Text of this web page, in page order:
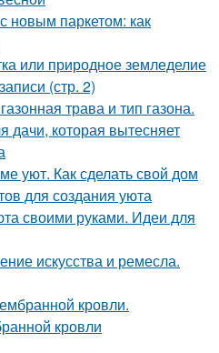
новым паркетом: как
или природное земледелие
(стр. 2)
трава и тип газона.
дачи, которая вытесняет
уют. Как сделать свой дом
для создания уюта
своими руками. Идеи для
искусства и ремесла.
кровли.
кровли